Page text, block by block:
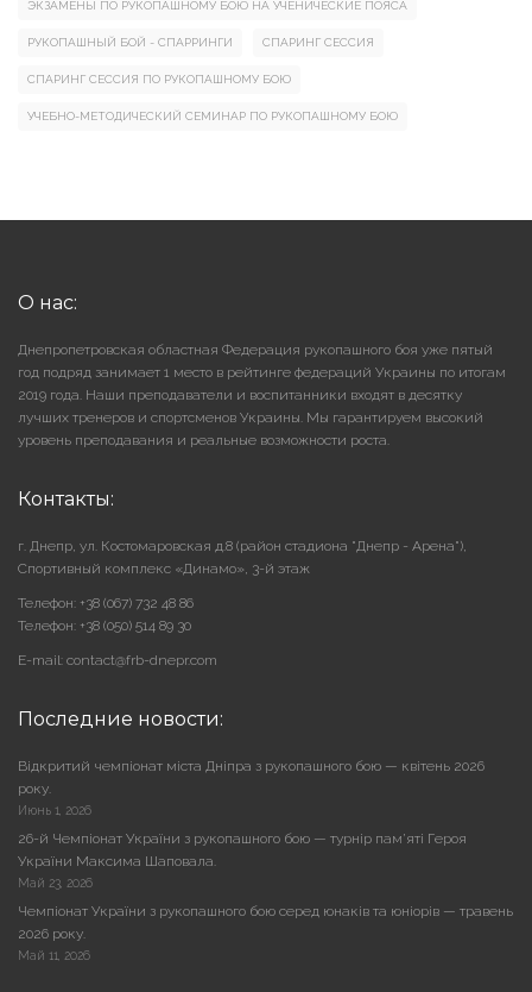
ЭКЗАМЕНЫ ПО РУКОПАШНОМУ БОЮ НА УЧЕНИЧЕСКИЕ ПОЯСА
РУКОПАШНЫЙ БОЙ - СПАРРИНГИ СПАРИНГ СЕССИЯ
СПАРИНГ СЕССИЯ ПО РУКОПАШНОМУ БОЮ
УЧЕБНО-МЕТОДИЧЕСКИЙ СЕМИНАР ПО РУКОПАШНОМУ БОЮ
О нас:
Днепропетровская областная Федерация рукопашного боя уже пятый
год подряд занимает 1 место в рейтинге федераций Украины по итогам
2019 года. Наши преподаватели и воспитанники входят в десятку
лучших тренеров и спортсменов Украины. Мы гарантируем высокий
уровень преподавания и реальные возможности роста.
Контакты:
г. Днепр, ул. Костомаровская д.8 (район стадиона "Днепр - Арена"),
Cпортивный комплекс «Динамо», 3-й этаж
Телефон: +38 (067) 732 48 86
Телефон: +38 (050) 514 89 30
E-mail: contact@frb-dnepr.com
Последние новости:
Відкритий чемпіонат міста Дніпра з рукопашного бою — квітень 2026
року.
Июнь 1, 2026
26-й Чемпіонат України з рукопашного бою — турнір пам’яті Героя
України Максима Шаповала.
Май 23, 2026
Чемпіонат України з рукопашного бою серед юнаків та юніорів — травень
2026 року.
Май 11, 2026